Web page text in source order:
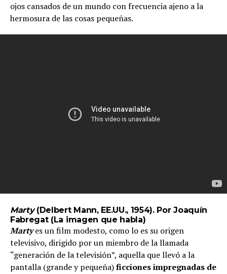
ojos cansados de un mundo con frecuencia ajeno a la
hermosura de las cosas pequeñas.
Marty(Delbert Mann, EE.UU., 1954). Por Joaquín
Fabregat (La imagen que habla)
Marty es un film modesto, como lo es su origen
televisivo, dirigido por un miembro de la llamada
“generación de la televisión”, aquella que llevó a la
pantalla (grande y pequeña)ficciones impregnadas de